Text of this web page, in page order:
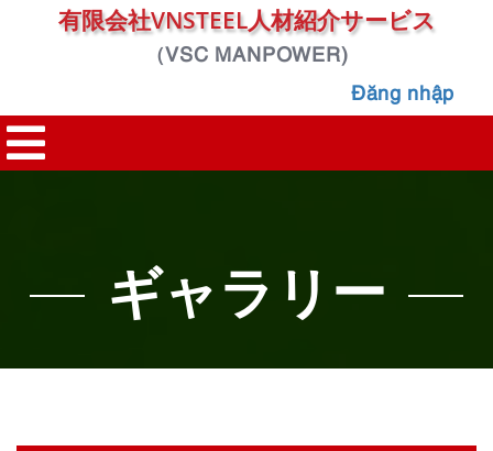
有限会社VNSTEEL人材紹介サービス
（VSC MANPOWER)
Đăng nhập
ギャラリー